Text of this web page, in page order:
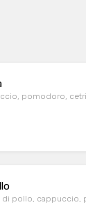
pomodoro,
Insalta con Carne